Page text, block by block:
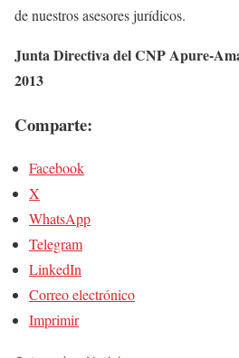
de nuestros asesores jurídicos.
Junta Directiva del CNP Apure-
2013
Comparte:
Facebook
X
WhatsApp
Telegram
LinkedIn
Correo electrónico
Imprimir